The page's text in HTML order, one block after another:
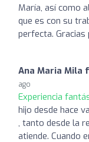
María, así como
que es con su
perfecta. Gracias
Ana Maria Mila
ago
Experiencia
hijo desde hace
, tanto desde la
atiende. Cuando